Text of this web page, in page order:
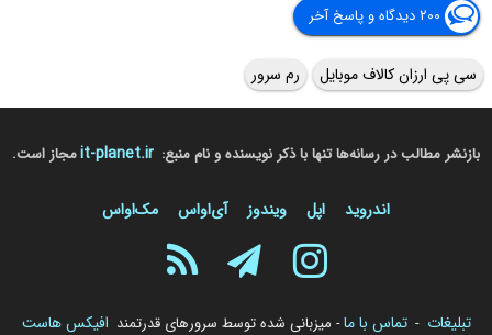
۲۰۰ دیدگاه و پاسخ آخر
سی پی ارزان کالاف موبایل رم سرور
بازنشر مطالب در رسانه‌ها تنها با ذکر نویسنده و نام منبع: it-planet.irمجاز است.
اندروید اپل ویندوز آی‌او‌اس مک‌او‌اس
تبلیغات - تماس با ما- میزبانی شده توسط سرورهای قدرتمند افیکس هاست